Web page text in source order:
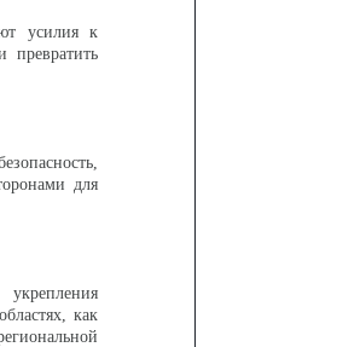
усилия к
превратить
для
как